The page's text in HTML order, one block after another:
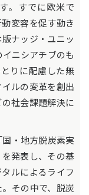
。すでに欧米で
変容を促す動き
ナッジ・ユニッ
ニシアチブのも
りに配慮した無
ルの変革を創出
社会課題解決に
・地方脱炭素実
発表し、その基
ルによるライフ
その中で、脱炭